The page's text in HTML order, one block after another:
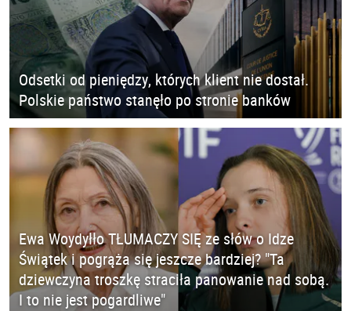
Odsetki od pieniędzy, których klient nie dostał.
Polskie państwo stanęło po stronie banków
Ewa Woydyłło TŁUMACZY SIĘ ze słów o Idze
Świątek i pogrąża się jeszcze bardziej? "Ta
dziewczyna troszkę straciła panowanie nad sobą.
I to nie jest pogardliwe"